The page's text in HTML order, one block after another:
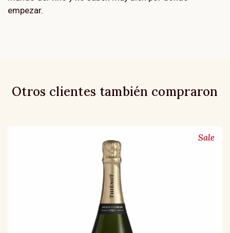
empezar.
Otros clientes también compraron
Sale